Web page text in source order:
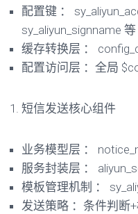
配置键 ：
sy_aliyun_signname 等
缓存转换层 ：
配置访问层 ：全局
短信发送核心组件
业务模型层 ：
服务封装层 ：
模板管理机制 ：
发送策略 ：条件判断